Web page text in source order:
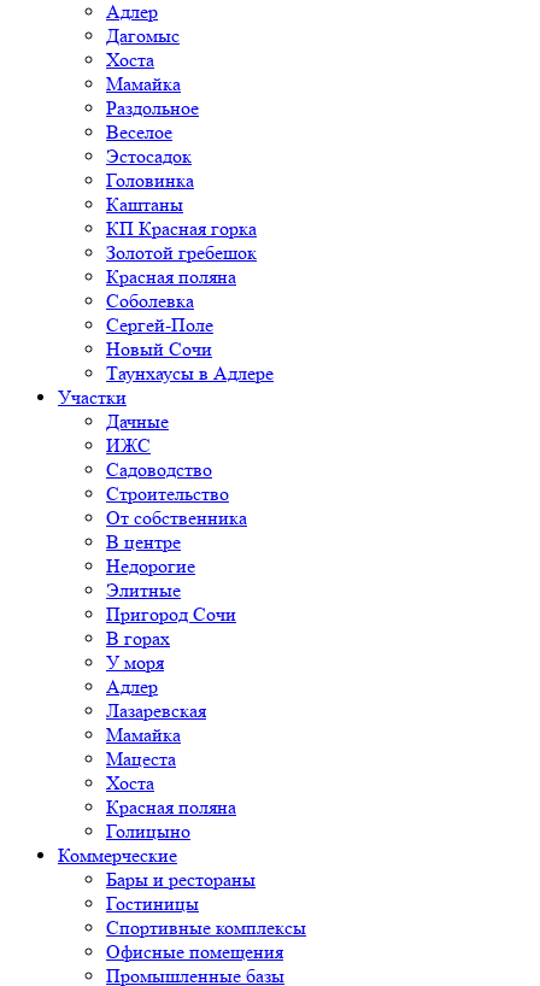
Адлер
Дагомыс
Хоста
Мамайка
Раздольное
Веселое
Эстосадок
Головинка
Каштаны
КП Красная горка
Золотой гребешок
Красная поляна
Соболевка
Сергей-Поле
Новый Сочи
Таунхаусы в Адлере
Участки
Дачные
ИЖС
Садоводство
Строительство
От собственника
В центре
Недорогие
Элитные
Пригород Сочи
В горах
У моря
Адлер
Лазаревская
Мамайка
Мацеста
Хоста
Красная поляна
Голицыно
Коммерческие
Бары и рестораны
Гостиницы
Спортивные комплексы
Офисные помещения
Промышленные базы